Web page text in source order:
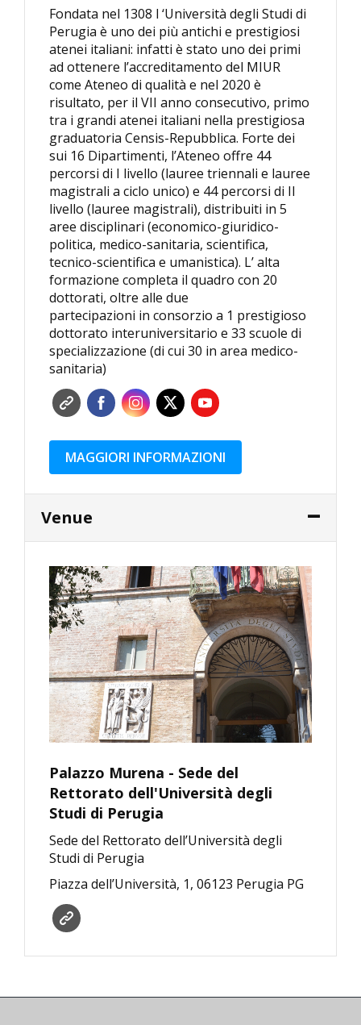
Fondata nel 1308 l ‘Università degli Studi di
Perugia è uno dei più antichi e prestigiosi
atenei italiani: infatti è stato uno dei primi
ad ottenere l’accreditamento del MIUR
come Ateneo di qualità e nel 2020 è
risultato, per il VII anno consecutivo, primo
tra i grandi atenei italiani nella prestigiosa
graduatoria Censis-Repubblica. Forte dei
sui 16 Dipartimenti, l’Ateneo offre 44
percorsi di I livello (lauree triennali e lauree
magistrali a ciclo unico) e 44 percorsi di II
livello (lauree magistrali), distribuiti in 5
aree disciplinari (economico-giuridico-
politica, medico-sanitaria, scientifica,
tecnico-scientifica e umanistica). L’ alta
formazione completa il quadro con 20
dottorati, oltre alle due
partecipazioni in consorzio a 1 prestigioso
dottorato interuniversitario e 33 scuole di
specializzazione (di cui 30 in area medico-
sanitaria)
MAGGIORI INFORMAZIONI
Venue
Palazzo Murena - Sede del
Rettorato dell'Università degli
Studi di Perugia
Sede del Rettorato dell’Università degli
Studi di Perugia
Piazza dell’Università, 1, 06123 Perugia PG